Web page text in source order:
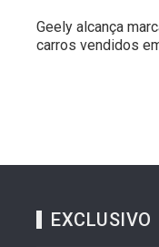
Geely alcança
carros vendidos
EXCLUSIVO